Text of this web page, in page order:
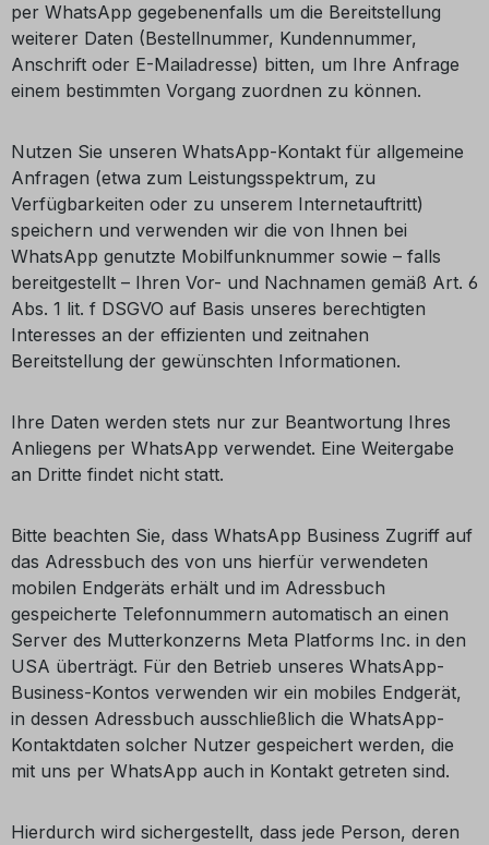
per WhatsApp gegebenenfalls um die Bereitstellung
weiterer Daten (Bestellnummer, Kundennummer,
Anschrift oder E-Mailadresse) bitten, um Ihre Anfrage
einem bestimmten Vorgang zuordnen zu können.
Nutzen Sie unseren WhatsApp-Kontakt für allgemeine
Anfragen (etwa zum Leistungsspektrum, zu
Verfügbarkeiten oder zu unserem Internetauftritt)
speichern und verwenden wir die von Ihnen bei
WhatsApp genutzte Mobilfunknummer sowie – falls
bereitgestellt – Ihren Vor- und Nachnamen gemäß Art. 6
Abs. 1 lit. f DSGVO auf Basis unseres berechtigten
Interesses an der effizienten und zeitnahen
Bereitstellung der gewünschten Informationen.
Ihre Daten werden stets nur zur Beantwortung Ihres
Anliegens per WhatsApp verwendet. Eine Weitergabe
an Dritte findet nicht statt.
Bitte beachten Sie, dass WhatsApp Business Zugriff auf
das Adressbuch des von uns hierfür verwendeten
mobilen Endgeräts erhält und im Adressbuch
gespeicherte Telefonnummern automatisch an einen
Server des Mutterkonzerns Meta Platforms Inc. in den
USA überträgt. Für den Betrieb unseres WhatsApp-
Business-Kontos verwenden wir ein mobiles Endgerät,
in dessen Adressbuch ausschließlich die WhatsApp-
Kontaktdaten solcher Nutzer gespeichert werden, die
mit uns per WhatsApp auch in Kontakt getreten sind.
Hierdurch wird sichergestellt, dass jede Person, deren